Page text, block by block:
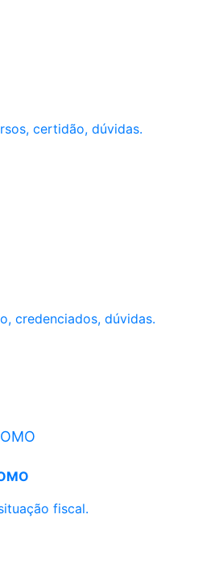
certidão, dúvidas.
credenciados, dúvidas.
fiscal.